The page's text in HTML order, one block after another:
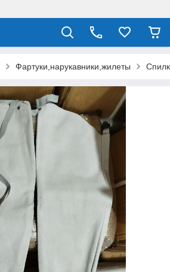
Фартуки,нарукавники,жилеты